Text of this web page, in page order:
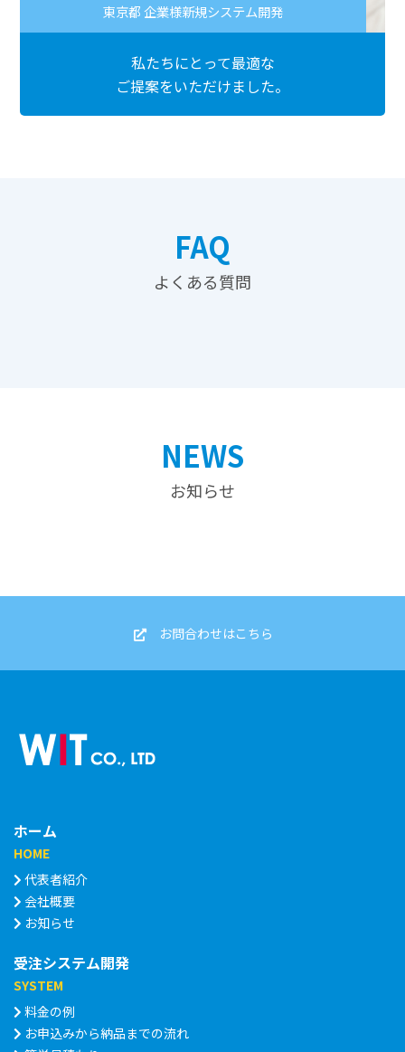
東京都 企業様新規システム開発
私たちにとって最適な
ご提案をいただけました。
FAQ
よくある質問
NEWS
お知らせ
お問合わせはこちら
ホーム
HOME
代表者紹介
会社概要
お知らせ
受注システム開発
SYSTEM
料金の例
お申込みから納品までの流れ